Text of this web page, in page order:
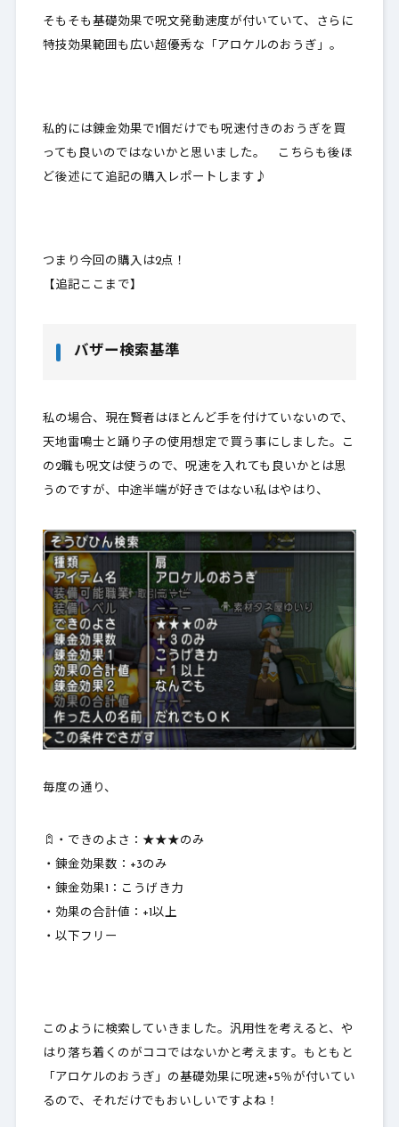
そもそも基礎効果で呪文発動速度が付いていて、さらに
特技効果範囲も広い超優秀な「アロケルのおうぎ」。
私的には錬金効果で1個だけでも呪速付きのおうぎを買
っても良いのではないかと思いました。 こちらも後ほ
ど後述にて追記の購入レポートします♪
つまり今回の購入は2点！
【追記ここまで】
バザー検索基準
私の場合、現在賢者はほとんど手を付けていないので、
天地雷鳴士と踊り子の使用想定で買う事にしました。こ
の2職も呪文は使うので、呪速を入れても良いかとは思
うのですが、中途半端が好きではない私はやはり、
毎度の通り、
・できのよさ：★★★のみ
・錬金効果数：+3のみ
・錬金効果1：こうげき力
・効果の合計値：+1以上
・以下フリー
このように検索していきました。 汎用性を考えると、や
はり落ち着くのがココ ではないかと考えます。もともと
「アロケルのおうぎ」の基礎効果に呪速+5％が付いてい
るので、それだけでもおいしいですよね！